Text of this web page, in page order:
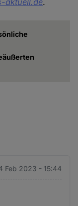
aktuell.de.
Feb 2023 - 15:44